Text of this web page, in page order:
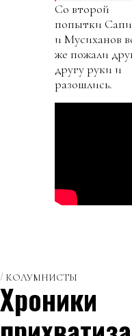
Со второй
попытки
и Мусиханов
же пожали
другу руки и
разошлись.
КОЛУМНИСТЫ
Хроники